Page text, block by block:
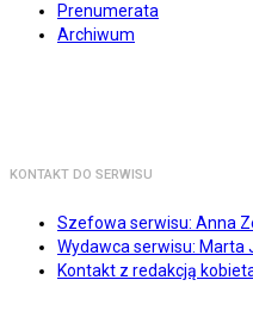
Prenumerata
Archiwum
KONTAKT DO SERWISU
Szefowa serwisu: Anna
Wydawca serwisu: Marta
Kontakt z redakcją